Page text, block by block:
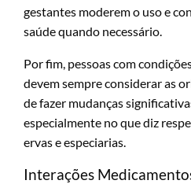
gestantes moderem o uso e
saúde quando necessário.
Por fim, pessoas com
devem sempre considerar as
de fazer mudanças
especialmente no que diz
ervas e especiarias.
Interações